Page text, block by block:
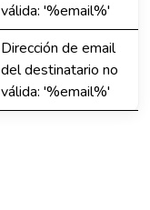
válida: '%email%'
Dirección de email
del destinatario no
válida: '%email%'